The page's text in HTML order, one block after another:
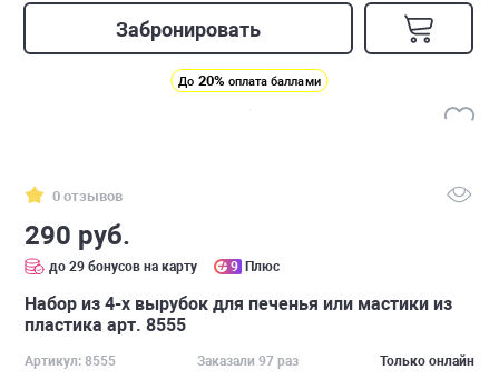
Забронировать
До 20% оплата баллами
0 отзывов
290 руб.
до 29 бонусов на карту 9 Плюс
Набор из 4-х вырубок для печенья или мастики из
пластика арт. 8555
Артикул: 8555 Заказали 97 раз Только онлайн